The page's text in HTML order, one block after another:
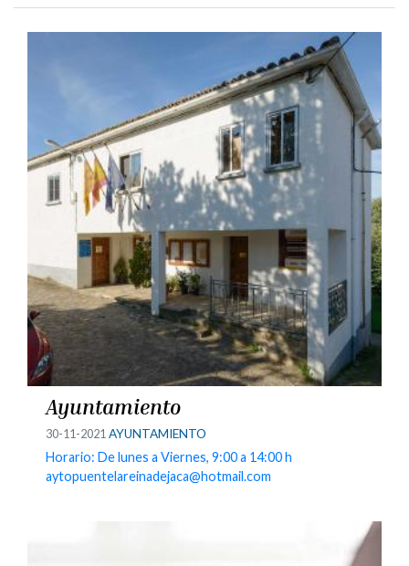
Ayuntamiento
30-11-2021 AYUNTAMIENTO
Horario: De lunes a Viernes, 9:00 a 14:00 h
aytopuentelareinadejaca@hotmail.com